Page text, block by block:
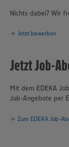
Nichts dabei? Wir
Jetzt bewerben
Jetzt Job-
Mit dem EDEKA
Job-Angebote per
Zum EDEKA Job-